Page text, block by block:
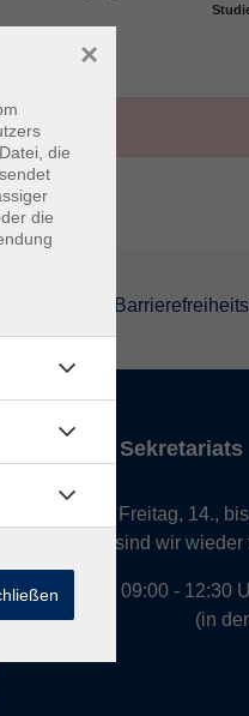
des Sekretariats
Urlaub von Freitag, 14.,
24. August, sind wir wieder
09:00 - 12:30
(in
die
die
×